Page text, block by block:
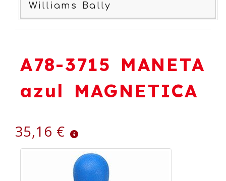
Williams Bally
A78-3715 MANETA
azul MAGNETICA
35,16 €